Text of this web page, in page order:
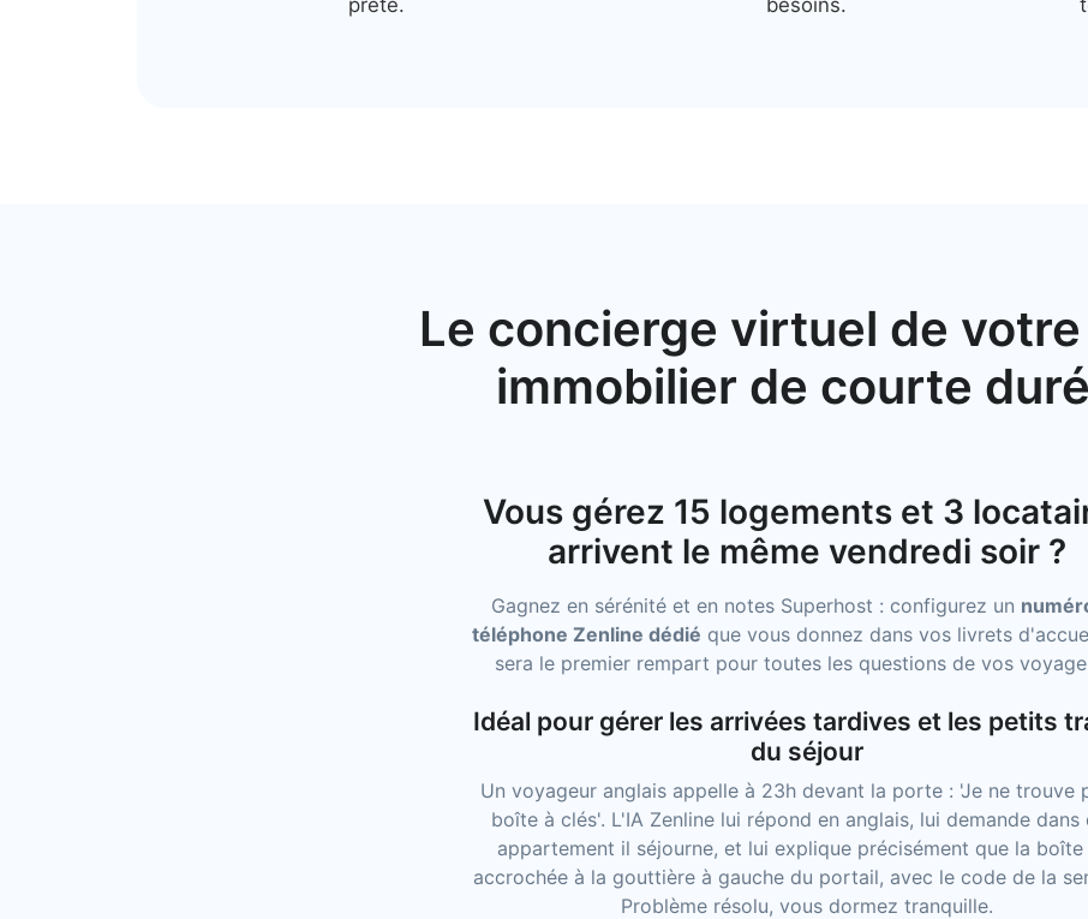
Le concierge virtuel de
immobilier de courte
Vous gérez 15 logements et 3
arrivent le même vendredi soir ?
Gagnez en sérénité et en notes Superhost : configurez un
téléphone Zenline dédié que vous donnez dans vos livrets
sera le premier rempart pour toutes les questions de vos
Idéal pour gérer les arrivées tardives et les petits
du séjour
Un voyageur anglais appelle à 23h devant la porte : 'Je ne trouve
boîte à clés'. L'IA Zenline lui répond en anglais, lui demande dans
appartement il séjourne, et lui explique précisément que la boîte
accrochée à la gouttière à gauche du portail, avec le code de la
Problème résolu, vous dormez tranquille.